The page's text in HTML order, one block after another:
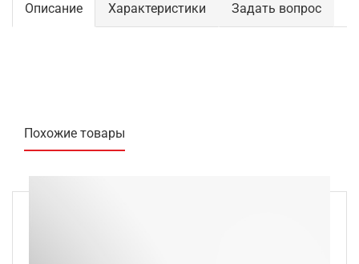
Описание Характеристики Задать вопрос
Похожие товары